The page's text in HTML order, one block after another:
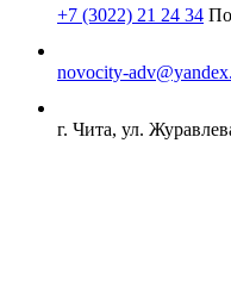
+7 (3022) 21 24 34
novocity-
г. Чита, ул.